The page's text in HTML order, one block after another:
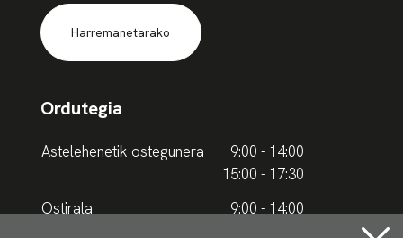
Harremanetarako
Ordutegia
Astelehenetik ostegunera
9:00 - 14:00
15:00 - 17:30
Ostirala
9:00 - 14:00